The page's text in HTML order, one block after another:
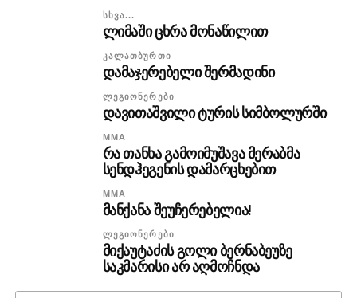
ᲡᲮᲕᲐ...
ლიმაში ცხრა მონაწილით
ᲙᲐᲚᲐᲗᲑᲣᲠᲗᲘ
დამაჯერებელი შერმადინი
ᲚᲔᲒᲘᲝᲜᲔᲠᲔᲑᲘ
დავითაშვილი ტურის სიმბოლურში
MMA
რა თანხა გამოიმუშავა მერაბმა
სენდჰეგენის დამარცხებით
MMA
მანქანა შეუჩერებელია!
ᲚᲔᲒᲘᲝᲜᲔᲠᲔᲑᲘ
მიქაუტაძის გოლი ბერნაბეუზე
საკმარისი არ აღმოჩნდა